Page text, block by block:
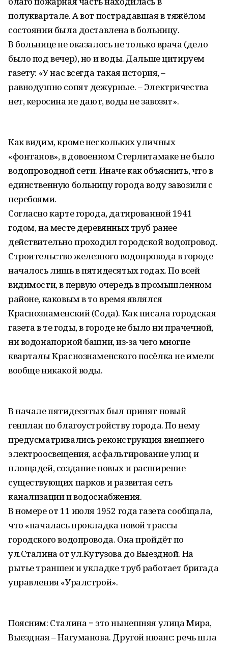
полуквартале. А вот пострадавшая в тяжёлом
состоянии была доставлена в больницу.
В больнице не оказалось не только врача (дело
было под вечер), но и воды. Дальше цитируем
газету: «У нас всегда такая история, –
равнодушно сопят дежурные. – Электричества
нет, керосина не дают, воды не завозят».
Как видим, кроме нескольких уличных
«фонтанов», в довоенном Стерлитамаке не было
водопроводной сети. Иначе как объяснить, что в
единственную больницу города воду завозили с
перебоями.
Согласно карте города, датированной 1941
годом, на месте деревянных труб ранее
действительно проходил городской водопровод.
Строительство железного водопровода в городе
началось лишь в пятидесятых годах. По всей
видимости, в первую очередь в промышленном
районе, каковым в то время являлся
Краснознаменский (Сода). Как писала городская
газета в те годы, в городе не было ни прачечной,
ни водонапорной башни, из-за чего многие
кварталы Краснознаменского посёлка не имели
вообще никакой воды.
В начале пятидесятых был принят новый
генплан по благоустройству города. По нему
предусматривались реконструкция внешнего
электроосвещения, асфальтирование улиц и
площадей, создание новых и расширение
существующих парков и развитая сеть
канализации и водоснабжения.
В номере от 11 июля 1952 года газета сообщала,
что «началась прокладка новой трассы
городского водопровода. Она пройдёт по
ул.Сталина от ул.Кутузова до Выездной. На
рытье траншеи и укладке труб работает бригада
управления «Уралстрой».
Поясним: Сталина − это нынешняя улица Мира,
Выездная – Нагуманова. Другой нюанс: речь шла